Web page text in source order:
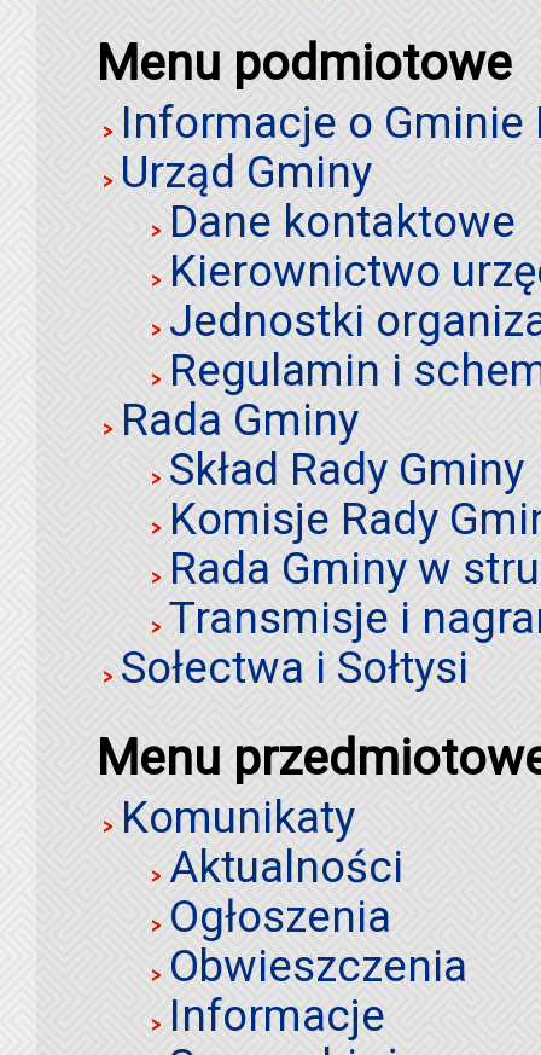
Menu podmiotowe
Informacje o Gminie
Urząd Gminy
Dane kontaktowe
Kierownictwo
Jednostki
Regulamin i
Rada Gminy
Skład Rady Gminy
Komisje Rady
Rada Gminy w
Transmisje i
Sołectwa i Sołtysi
Menu
Komunikaty
Aktualności
Ogłoszenia
Obwieszczenia
Informacje